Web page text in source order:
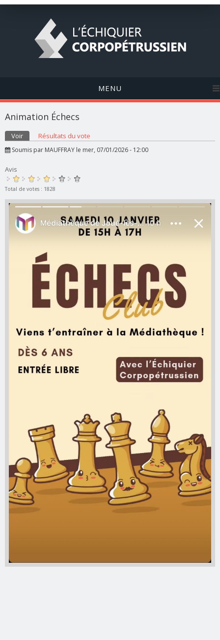
MENU
Animation Échecs
Onglets principaux
Voir (onglet actif)
Résultats du vote
Soumis par MAUFFRAY le mer, 07/01/2026 - 12:00
Avis
Total de votes : 1828